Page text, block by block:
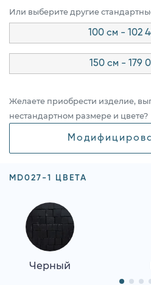
Или выберите другие
100 см - 102
150 см - 179
Желаете приобрести изделие,
нестандартном размере и цвете?
MD027-1 ЦВЕТА
Черный